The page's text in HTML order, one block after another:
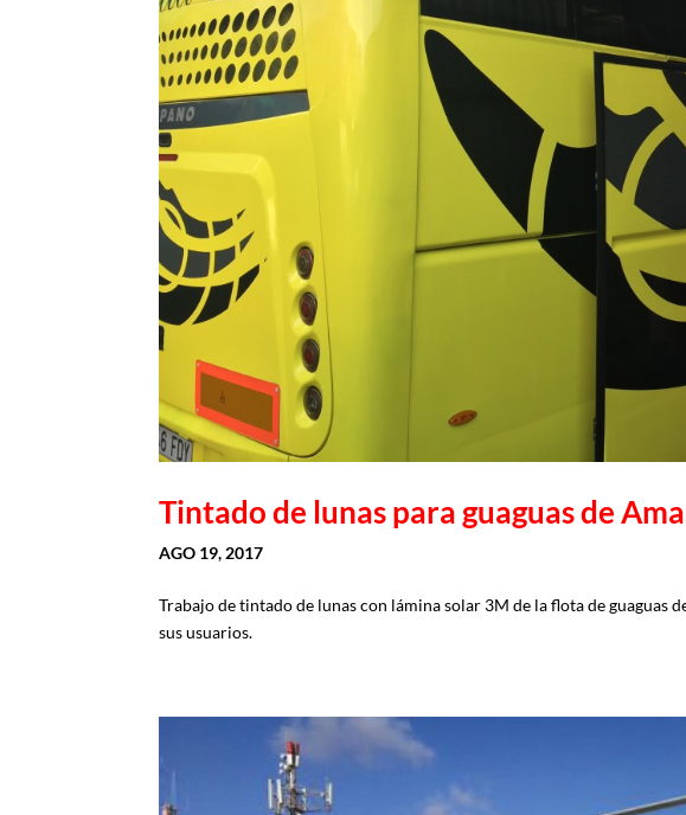
Tintado de lunas para guaguas de
AGO 19, 2017
Trabajo de tintado de lunas con lámina solar 3M de la flota de guaguas
sus usuarios.